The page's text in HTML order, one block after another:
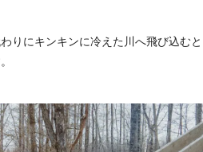
りにキンキンに冷えた川へ飛び込む